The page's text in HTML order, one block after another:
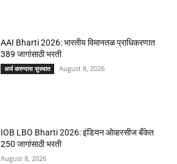
AAI Bharti 2026: भारतीय विमानतळ प्राधिकरणात
389 जागांसाठी भरती
अर्ज करण्यास सुरुवात August 8, 2026
IOB LBO Bharti 2026: इंडियन ओव्हरसीज बँकेत
250 जागांसाठी भरती
August 8, 2026